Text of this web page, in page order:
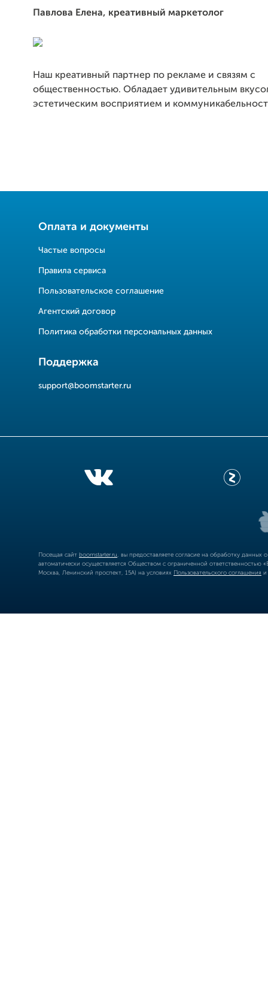
Павлова Елена, креативный маркетолог
Наш креативный партнер по рекламе и связям с
общественностью. Обладает удивительным
эстетическим восприятием и
Оплата и документы
Частые вопросы
Правила сервиса
Пользовательское соглашение
Агентский договор
Политика обработки персональных данных
Поддержка
support@boomstarter.ru
Посещая сайт boomstarter.ru , вы предоставляете согласие на обработку
автоматически осуществляется Обществом с ограниченной
Москва, Ленинский проспект, 15А) на условиях Пользовательского соглашения и